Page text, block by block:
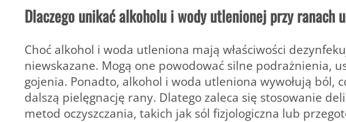
Dlaczego unikać alkoholu i wody utlenionej przy ranach
Choć alkohol i woda utleniona mają właściwości
niewskazane. Mogą one powodować silne podrażnienia,
gojenia. Ponadto, alkohol i woda utleniona wywołują ból,
dalszą pielęgnację rany. Dlatego zaleca się stosowanie
metod oczyszczania, takich jak sól fizjologiczna lub